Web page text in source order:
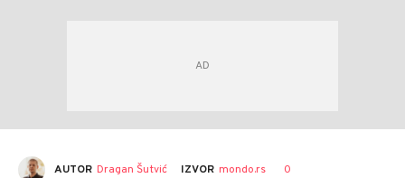
AUTOR Dragan Šutvić IZVOR mondo.rs 0